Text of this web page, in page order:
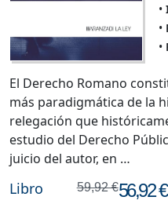
Libro 59,92 €56,92 €
El Derecho Romano
más paradigmática de la
relegación que
estudio del Derecho
juicio del autor, en …